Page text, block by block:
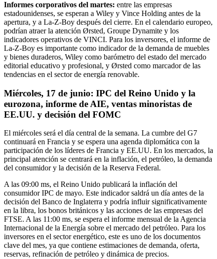
Informes corporativos del martes: entre las empresas
estadounidenses, se esperan a Wiley y Vince Holding antes de la
apertura, y a La-Z-Boy después del cierre. En el calendario europeo,
podrían atraer la atención Ørsted, Groupe Dynamite y los
indicadores operativos de VINCI. Para los inversores, el informe de
La-Z-Boy es importante como indicador de la demanda de muebles
y bienes duraderos, Wiley como barómetro del estado del mercado
editorial educativo y profesional, y Ørsted como marcador de las
tendencias en el sector de energía renovable.
Miércoles, 17 de junio: IPC del Reino Unido y la
eurozona, informe de AIE, ventas minoristas de
EE.UU. y decisión del FOMC
El miércoles será el día central de la semana. La cumbre del G7
continuará en Francia y se espera una agenda diplomática con la
participación de los líderes de Francia y EE.UU. En los mercados, la
principal atención se centrará en la inflación, el petróleo, la demanda
del consumidor y la decisión de la Reserva Federal.
A las 09:00 ms, el Reino Unido publicará la inflación del
consumidor IPC de mayo. Este indicador saldrá un día antes de la
decisión del Banco de Inglaterra y podría influir significativamente
en la libra, los bonos británicos y las acciones de las empresas del
FTSE. A las 11:00 ms, se espera el informe mensual de la Agencia
Internacional de la Energía sobre el mercado del petróleo. Para los
inversores en el sector energético, este es uno de los documentos
clave del mes, ya que contiene estimaciones de demanda, oferta,
reservas, refinación de petróleo y dinámica de precios.